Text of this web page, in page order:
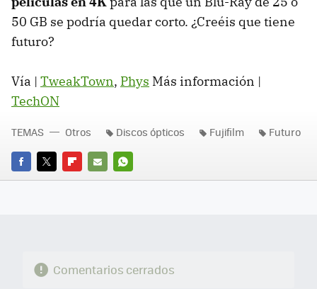
50 GB se podría quedar corto. ¿Creéis que tiene
futuro?
Vía | TweakTown, Phys Más información |
TechON
FACEBOOK
TWITTERFLIPBOARD
E-
WHATSAPP
TEMAS Otros Discos ópticos Fujifilm Futuro
Comentarios cerrados